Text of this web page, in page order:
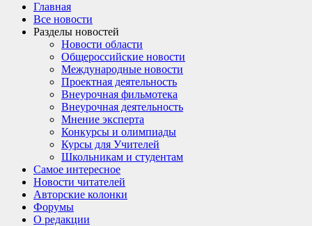
Главная
Все новости
Разделы новостей
Новости области
Общероссийские новости
Международные новости
Проектная деятельность
Внеурочная фильмотека
Внеурочная деятельность
Мнение эксперта
Конкурсы и олимпиады
Курсы для Учителей
Школьникам и студентам
Самое интересное
Новости читателей
Авторские колонки
Форумы
О редакции